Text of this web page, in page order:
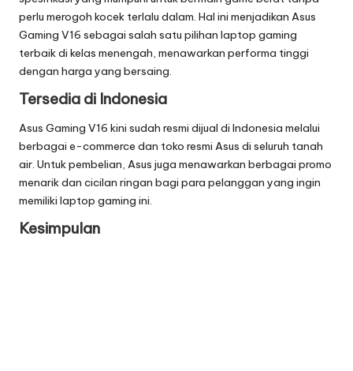
perlu merogoh kocek terlalu dalam. Hal ini menjadikan Asus
Gaming V16 sebagai salah satu pilihan laptop gaming
terbaik di kelas menengah, menawarkan performa tinggi
dengan harga yang bersaing.
Tersedia di Indonesia
Asus Gaming V16 kini sudah resmi dijual di Indonesia melalui
berbagai e-commerce dan toko resmi Asus di seluruh tanah
air. Untuk pembelian, Asus juga menawarkan berbagai promo
menarik dan cicilan ringan bagi para pelanggan yang ingin
memiliki laptop gaming ini.
Kesimpulan